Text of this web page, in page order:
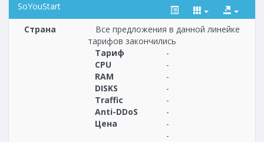
SoYouStart
Построение тарифа
Страна
Все предложения в данной линейке
тарифов закончились
Тариф
-
CPU
-
RAM
-
DISKS
-
Traffic
-
Anti-DDoS
-
Цена
-
-